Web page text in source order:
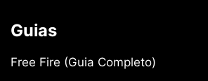
Guias
Free Fire (Guia Completo)